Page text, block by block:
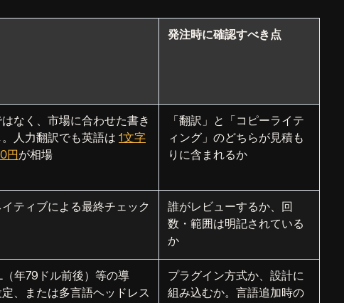
発注時に確認すべき点
なく、市場に合わせた書き
。人力翻訳でも英語は 1文字
円 が相場
「翻訳」と「コピーライテ
ィング」のどちらが見積も
りに含まれるか
ティブによる最終チェック
誰がレビューするか、回
数・範囲は明記されている
か
（年79ドル前後）等の導
定、または多言語ヘッドレス
プラグイン方式か、設計に
組み込むか。言語追加時の